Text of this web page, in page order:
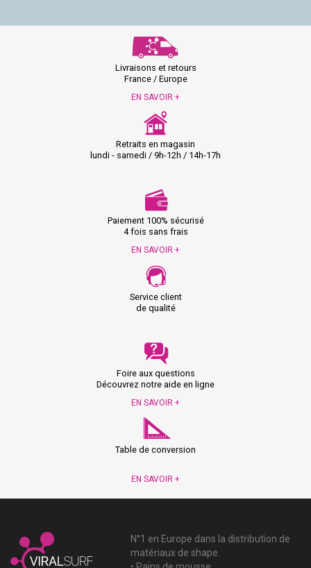
Livraisons et retours
France / Europe
EN SAVOIR +
Retraits en magasin
lundi - samedi / 9h-12h / 14h-17h
Paiement 100% sécurisé
4 fois sans frais
EN SAVOIR +
Service client
de qualité
Foire aux questions
Découvrez notre aide en ligne
EN SAVOIR +
Table de conversion
EN SAVOIR +
N°1 en Europe dans la distribution de
matériaux de shape.